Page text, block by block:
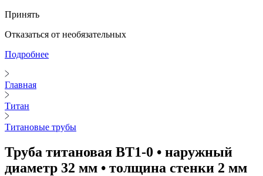
Принять
Отказаться от необязательных
Подробнее
Главная
Титан
Титановые трубы
Труба титановая ВТ1-0 • наружный
диаметр 32 мм • толщина стенки 2 мм